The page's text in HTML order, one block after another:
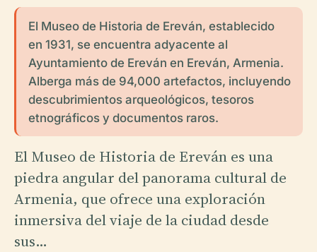
El Museo de Historia de Ereván, establecido
en 1931, se encuentra adyacente al
Ayuntamiento de Ereván en Ereván, Armenia.
Alberga más de 94,000 artefactos, incluyendo
descubrimientos arqueológicos, tesoros
etnográficos y documentos raros.
El Museo de Historia de Ereván es una
piedra angular del panorama cultural de
Armenia, que ofrece una exploración
inmersiva del viaje de la ciudad desde
sus…